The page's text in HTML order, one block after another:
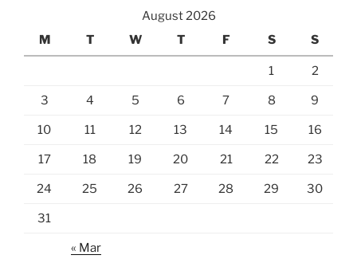
August 2026
M
T W T F S S
1 2
3 4 5 6 7 8 9
10 11 12 13 14 15 16
17 18 19 20 21 22 23
24 25 26 27 28 29 30
31
« Mar